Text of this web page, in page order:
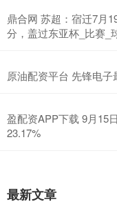
鼎合网 苏超：宿迁7月
分，盖过东亚杯_比赛_
原油配资平台 先锋电
盈配资APP下载 9月15
23.17%
最新文章